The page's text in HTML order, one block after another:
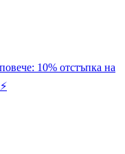
10% отстъпка на